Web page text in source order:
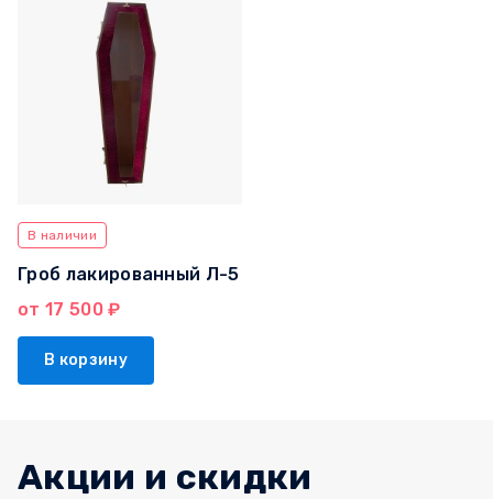
В наличии
Гроб лакированный Л-5
от 17 500 ₽
В корзину
Акции и скидки